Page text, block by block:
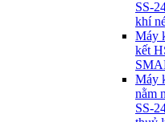
SS-
khí
Máy
kết
Máy
nằm
SS-